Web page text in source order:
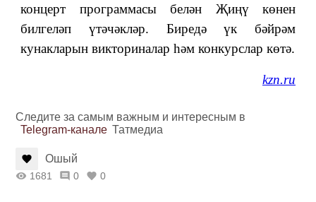
концерт программасы белән Җиңү көнен
билгеләп үтәчәкләр. Биредә үк бәйрәм
кунакларын викториналар һәм конкурслар көтә.
kzn.ru
Следите за самым важным и интересным в
Telegram-канале Татмедиа
Ошый
1681 0 0